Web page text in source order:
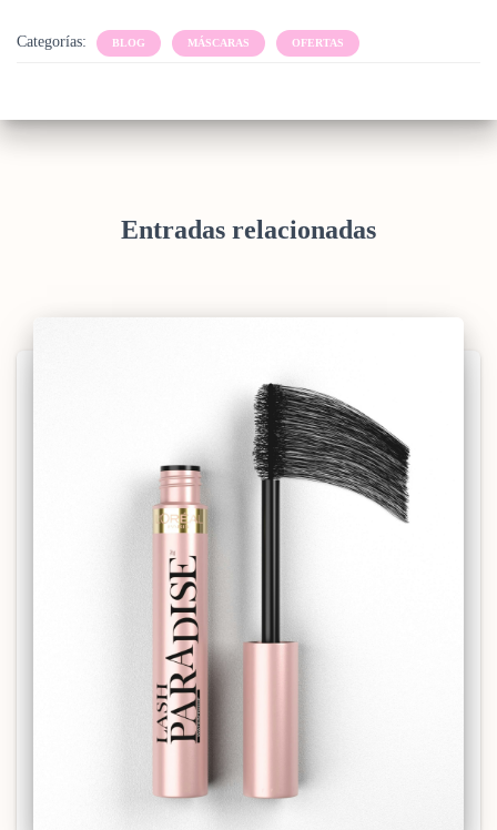
Categorías: BLOG MÁSCARAS OFERTAS
Entradas relacionadas